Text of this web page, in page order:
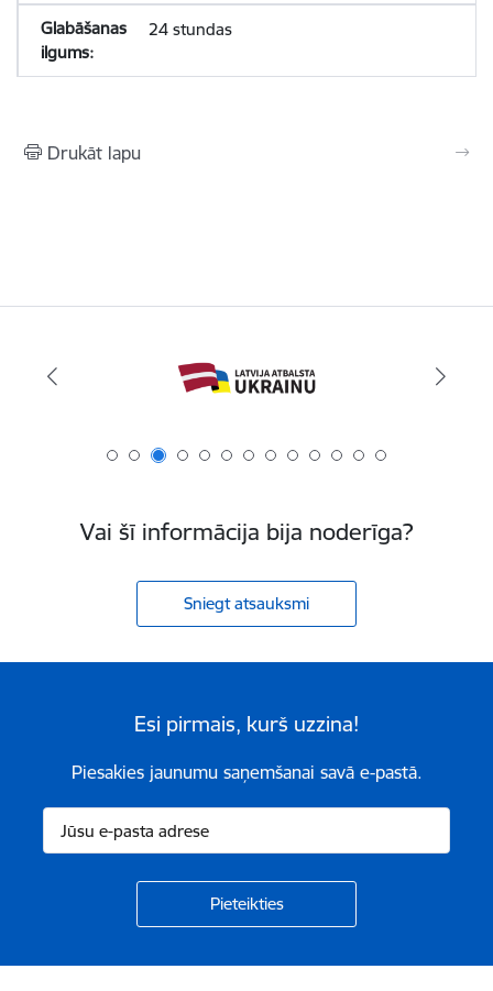
24 stundas
Drukāt lapu
Vai šī informācija bija noderīga?
Sniegt atsauksmi
Esi pirmais, kurš uzzina!
Piesakies jaunumu saņemšanai savā e-pastā.